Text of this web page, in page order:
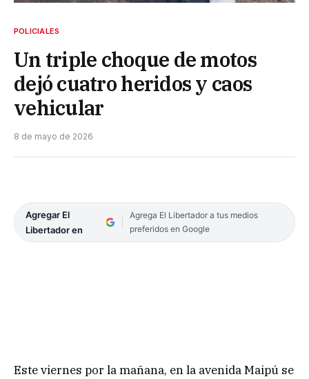
POLICIALES
Un triple choque de motos
dejó cuatro heridos y caos
vehicular
8 de mayo de 2026
Agregar El
Libertador en
Agrega El Libertador a tus medios
preferidos en Google
Este viernes por la mañana, en la avenida Maipú se